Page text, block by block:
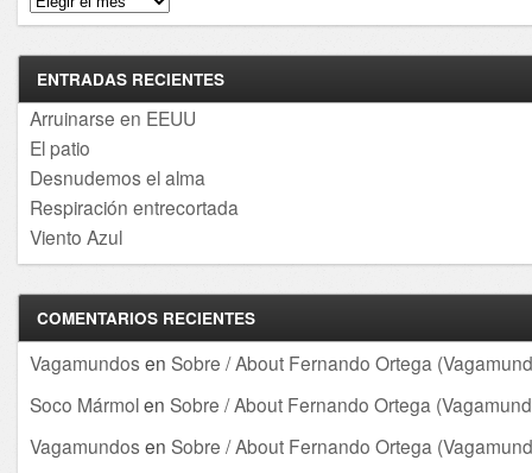
ENTRADAS RECIENTES
Arruinarse en EEUU
El patio
Desnudemos el alma
Respiración entrecortada
Viento Azul
COMENTARIOS RECIENTES
Vagamundos en Sobre / About Fernando Ortega
Soco Mármolen Sobre / About Fernando Ortega
Vagamundos en Sobre / About Fernando Ortega